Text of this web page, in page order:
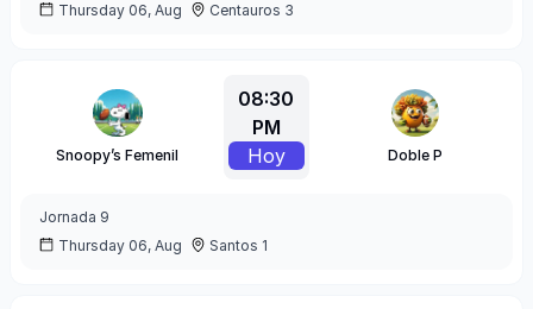
Thursday 06, Aug
Centauros 3
Snoopy’s Femenil
08:30
PM
Hoy
Doble P
Jornada 9
Thursday 06, Aug
Santos 1